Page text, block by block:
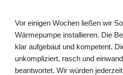
Vor einigen Wochen ließen wir
Wärmepumpe installieren. Die
klar aufgebaut und kompetent.
unkompliziert, rasch und
beantwortet. Wir würden